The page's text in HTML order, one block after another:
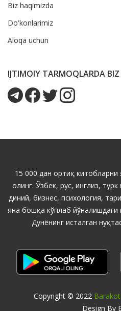
Biz haqimizda
Do'konlarimiz
Aloqa uchun
IJTIMOIY TARMOQLARDA BIZ
15 000 дан ортиқ китобларни
олинг. Ўзбек, рус, инглиз,
диний, бизнес, психология,
яна бошқа кўплаб
Дунёнинг исталган
Copyright © 2022
Design By